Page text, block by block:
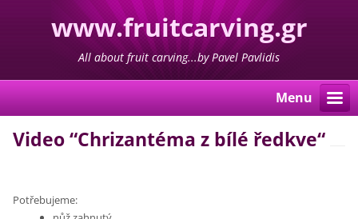
www.fruitcarving.gr
All about fruit carving...by Pavel Pavlidis
Menu
Video “Chrizantéma z bílé ředkve“
Potřebujeme: